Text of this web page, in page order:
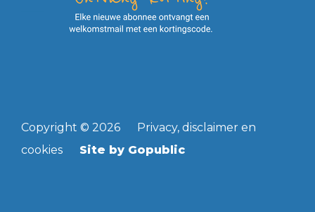
Copyright © 2026 Privacy, disclaimer en
cookies
Site by Gopublic